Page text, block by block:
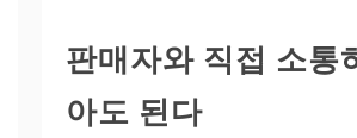
판매자와 직접 소통
아도 된다